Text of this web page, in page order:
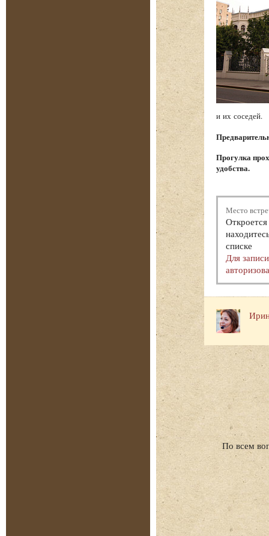
и их соседей.
Прогулка
удобства.
Место
списке
Для
По всем